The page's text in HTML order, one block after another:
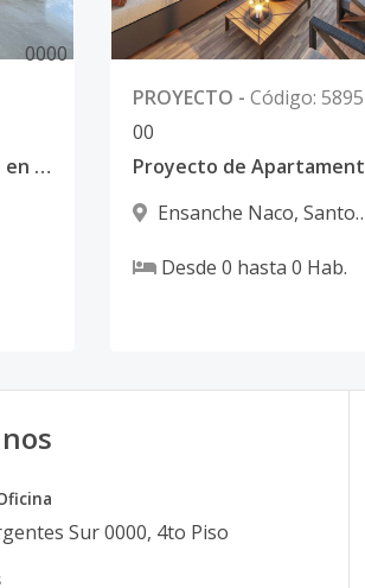
0000
Proyecto de Apartamentos en Venta en Torre de Lujo Eco Friendly
PROYECTO - Código: 5895
00
Ensanche Naco, Santo
Desde 0 hasta 0 Hab.
Sur 0000, 4to Piso